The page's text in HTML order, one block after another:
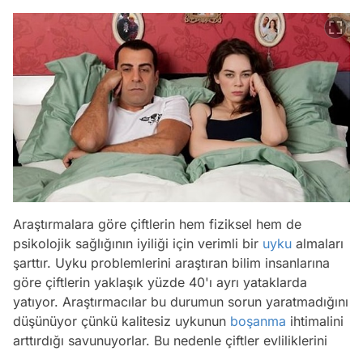
Araştırmalara göre çiftlerin hem fiziksel hem de
psikolojik sağlığının iyiliği için verimli bir uyku almaları
şarttır. Uyku problemlerini araştıran bilim insanlarına
göre çiftlerin yaklaşık yüzde 40'ı ayrı yataklarda
yatıyor. Araştırmacılar bu durumun sorun yaratmadığını
düşünüyor çünkü kalitesiz uykunun boşanma ihtimalini
arttırdığı savunuyorlar. Bu nedenle çiftler evliliklerini
Video